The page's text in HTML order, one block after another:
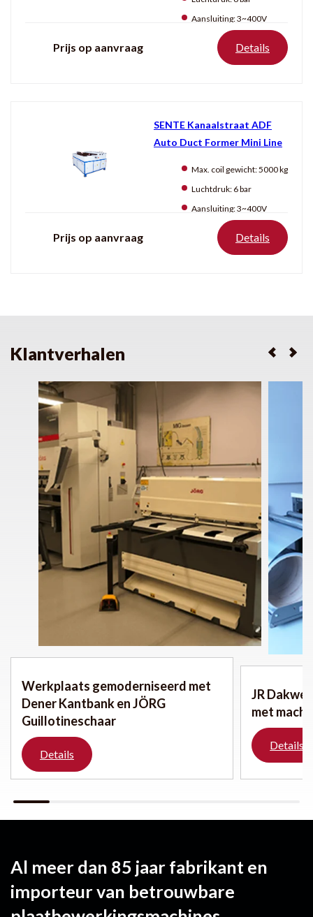
Aansluiting:3~400V
Prijs op aanvraag Details
SENTE Kanaalstraat ADF
Auto Duct Former Mini Line
Max. coil gewicht:5000 kg
Luchtdruk: 6 bar
Aansluiting:3~400V
Prijs op aanvraag Details
Klantverhalen
Werkplaats gemoderniseerd met
Dener Kantbank en JÖRG
Guillotineschaar
Details
JR
met
Details
Al meer dan 85 jaar fabrikant en
importeur van betrouwbare